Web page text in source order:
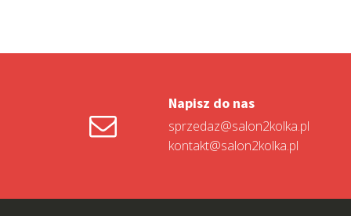
Napisz do nas
sprzedaz@salon2kolka.pl
kontakt@salon2kolka.pl